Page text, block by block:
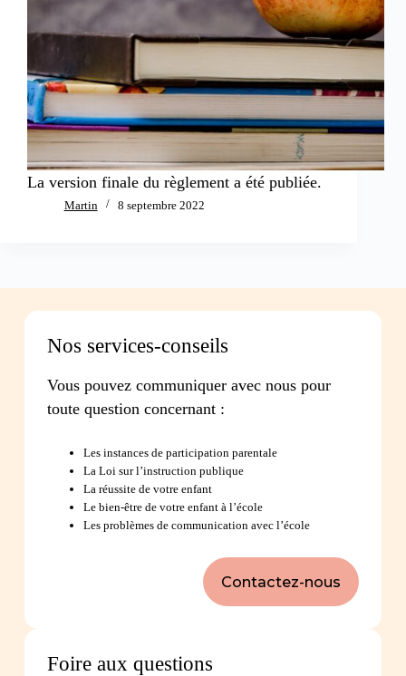
La version finale du règlement a été publiée.
Martin 8 septembre 2022
Nos services-conseils
Vous pouvez communiquer avec nous pour
toute question concernant :
Les instances de participation parentale
La Loi sur l’instruction publique
La réussite de votre enfant
Le bien-être de votre enfant à l’école
Les problèmes de communication avec l’école
Contactez-nous
Foire aux questions